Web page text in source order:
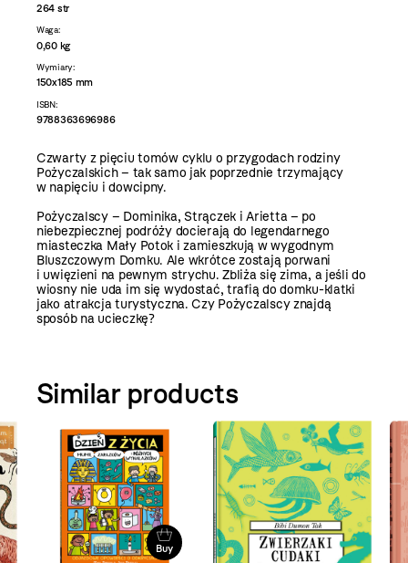
264 str
Waga:
0,60 kg
Wymiary:
150x185 mm
ISBN:
9788363696986
Czwarty z pięciu tomów cyklu o przygodach rodziny
Pożyczalskich – tak samo jak poprzednie trzymający
w napięciu i dowcipny.
Pożyczalscy – Dominika, Strączek i Arietta – po
niebezpiecznej podróży docierają do legendarnego
miasteczka Mały Potok i zamieszkują w wygodnym
Bluszczowym Domku. Ale wkrótce zostają porwani
i uwięzieni na pewnym strychu. Zbliża się zima, a jeśli do
wiosny nie uda im się wydostać, trafią do domku-klatki
jako atrakcja turystyczna. Czy Pożyczalscy znajdą
sposób na ucieczkę?
Similar products
Buy